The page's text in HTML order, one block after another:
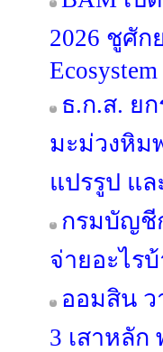
2026 ชูศัก
Ecosystem
ธ.ก.ส. ย
มะม่วงหิม
แปรรูป แ
กรมบัญชี
จ่ายอะไรบ้
ออมสิน ว
3 เสาหลัก